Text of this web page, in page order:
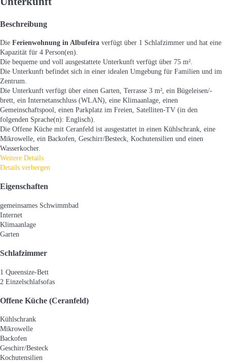
Beschreibung
Die Ferienwohnung in Albufeira verfügt über 1 Schlafzimmer und hat eine
Kapazität für 4 Person(en).
Die bequeme und voll ausgestattete Unterkunft verfügt über 75 m².
Die Unterkunft befindet sich in einer idealen Umgebung für Familien und im
Zentrum.
Die Unterkunft verfügt über einen Garten, Terrasse 3 m², ein Bügeleisen/-
brett, ein Internetanschluss (WLAN), eine Klimaanlage, einen
Gemeinschaftspool, einen Parkplatz im Freien, Satelliten-TV (in den
folgenden Sprache(n): Englisch).
Die Offene Küche mit Ceranfeld ist ausgestattet in einen Kühlschrank, eine
Mikrowelle, ein Backofen, Geschirr/Besteck, Kochutensilien und einen
Wasserkocher.
Weitere Details
Details verbergen
Eigenschaften
gemeinsames Schwimmbad
Internet
Klimaanlage
Garten
Schlafzimmer
1 Queensize-Bett
2 Einzelschlafsofas
Offene Küche (Ceranfeld)
Kühlschrank
Mikrowelle
Backofen
Geschirr/Besteck
Kochutensilien